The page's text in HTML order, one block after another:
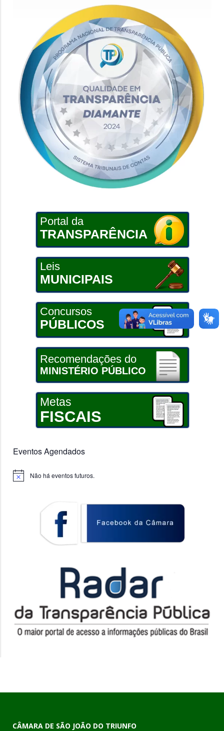
Portal da
TRANSPARÊNCIA
Leis
MUNICIPAIS
Concursos
PÚBLICOS
Recomendações do
MINISTÉRIO PÚBLICO
Metas
FISCAIS
Eventos Agendados
Notice Não há eventos futuros.
CÂMARA DE SÃO JOÃO DO TRIUNFO